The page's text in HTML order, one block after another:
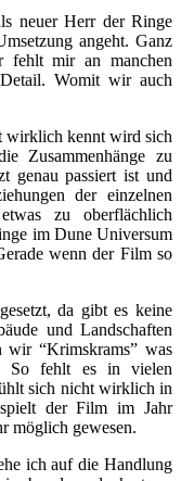
neuer Herr der Ringe
angeht. Ganz
fehlt mir an manchen
Womit wir auch
wirklich kennt wird sich
Zusammenhänge zu
genau passiert ist und
der einzelnen
zu oberflächlich
im Dune Universum
wenn der Film so
da gibt es keine
und Landschaften
wir “Krimskrams” was
So fehlt es in vielen
sich nicht wirklich in
der Film im Jahr
möglich gewesen.
ich auf die Handlung